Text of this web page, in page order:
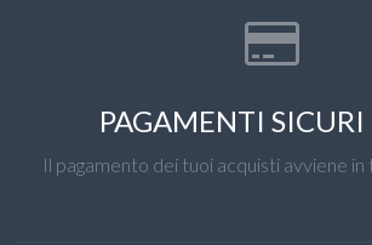
PAGAMENTI
Il pagamento dei tuoi acquisti avviene in